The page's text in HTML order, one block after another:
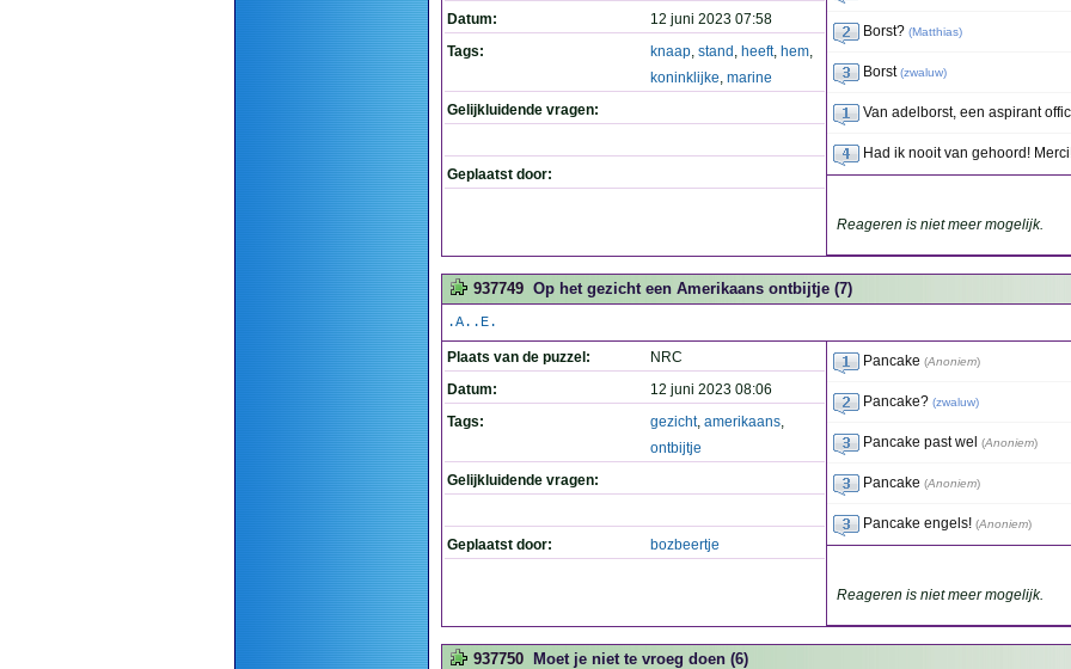
Datum:
12 juni 2023 07:58
Tags:
knaap, stand , heeft, hem,
koninklijke, marine
Gelijkluidende vragen:
Geplaatst door:
Borst? (Matthias)
Borst (zwaluw)
Van adelborst, een aspirant
Had ik nooit van gehoord!
Reageren is niet meer mogelijk.
937749 Op het gezicht een Amerikaans ontbijtje (7)
.A..E.
Plaats van de puzzel:
NRC
Datum:
12 juni 2023 08:06
Tags:
gezicht, amerikaans,
ontbijtje
Gelijkluidende vragen:
Geplaatst door: bozbeertje
Pancake (Anoniem)
Pancake? (zwaluw)
Pancake past wel (Anoniem)
Pancake (Anoniem)
Pancake engels! (Anoniem)
Reageren is niet meer mogelijk.
937750 Moet je niet te vroeg doen (6)